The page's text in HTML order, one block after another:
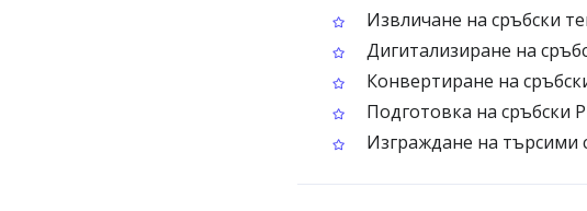
Извличане на сръбски
Дигитализиране на
Конвертиране на
Подготовка на сръбски
Изграждане на търсими